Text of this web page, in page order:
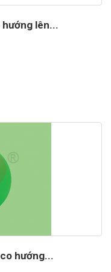
lên...
hướng...